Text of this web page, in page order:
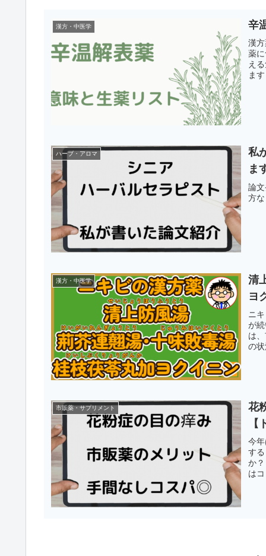
漢方・中医学 辛
漢
薬
え
ま
ハーブ・アロマ
私
ま
論
方
漢方・中医学
清
ヨ
ニ
が
は
の
市販薬・サプリメント
花
今
す
か
は